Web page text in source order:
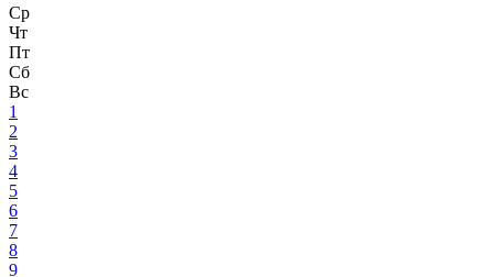
Ср
Чт
Пт
Сб
Вс
1
2
3
4
5
6
7
8
9